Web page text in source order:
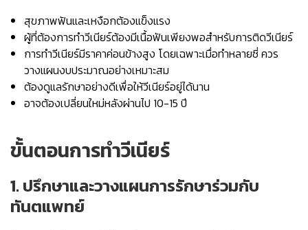
สุขภาพฟันและเหงือกต้องแข็งแรง
ผู้ที่ต้องการทำวีเนียร์ต้องมีเนื้อฟันเพียงพอสำหรับการติดวีเนียร์
การทำวีเนียร์มีราคาค่อนข้างสูง โดยเฉพาะเมื่อทำหลายซี่ ควร
วางแผนงบประมาณอย่างเหมาะสม
ต้องดูแลรักษาอย่างดีเพื่อให้วีเนียร์อยู่ได้นาน
อาจต้องเปลี่ยนใหม่หลังผ่านไป 10-15 ปี
ขั้นตอนการทำวีเนียร์
1. ปรึกษาและวางแผนการรักษาร่วมกับ
ทันตแพทย์